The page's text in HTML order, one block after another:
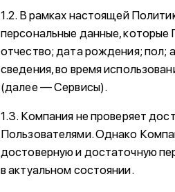
1.2. В рамках настоящей
персональные данные, которые
отчество; дата рождения; пол;
сведения, во время
(далее — Сервисы).
1.3. Компания не проверяет
Пользователями. Однако
достоверную и достаточную
в актуальном состоянии.